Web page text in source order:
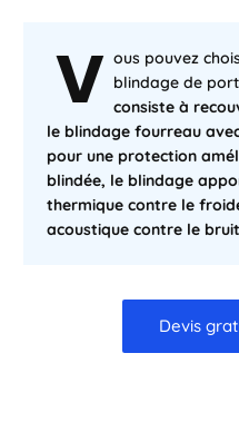
V ous pouvez
blindage de
consiste à
le blindage fourreau
pour une protection
blindée, le blindage
thermique contre le froid
acoustique contre le bruit
Devis